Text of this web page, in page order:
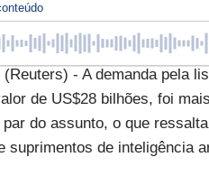
(Reuters) - A demanda pela
de US$28 bilhões, foi
par do assunto, o que
suprimentos de inteligência